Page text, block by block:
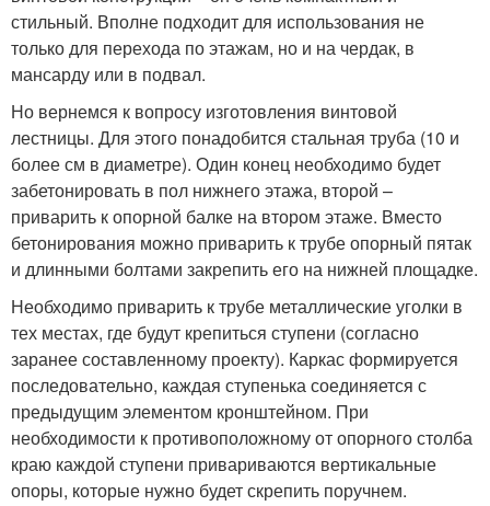
стильный. Вполне подходит для использования не
только для перехода по этажам, но и на чердак, в
мансарду или в подвал.
Но вернемся к вопросу изготовления винтовой
лестницы. Для этого понадобится стальная труба (10 и
более см в диаметре). Один конец необходимо будет
забетонировать в пол нижнего этажа, второй –
приварить к опорной балке на втором этаже. Вместо
бетонирования можно приварить к трубе опорный пятак
и длинными болтами закрепить его на нижней площадке.
Необходимо приварить к трубе металлические уголки в
тех местах, где будут крепиться ступени (согласно
заранее составленному проекту). Каркас формируется
последовательно, каждая ступенька соединяется с
предыдущим элементом кронштейном. При
необходимости к противоположному от опорного столба
краю каждой ступени привариваются вертикальные
опоры, которые нужно будет скрепить поручнем.